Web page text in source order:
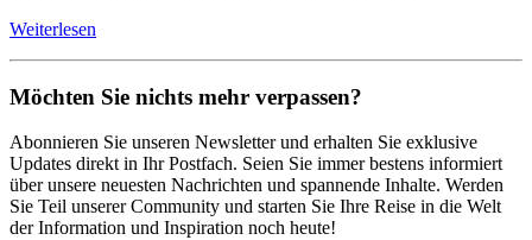
Weiterlesen
Möchten Sie nichts mehr verpassen?
Abonnieren Sie unseren Newsletter und erhalten Sie exklusive
Updates direkt in Ihr Postfach. Seien Sie immer bestens informiert
über unsere neuesten Nachrichten und spannende Inhalte. Werden
Sie Teil unserer Community und starten Sie Ihre Reise in die Welt
der Information und Inspiration noch heute!